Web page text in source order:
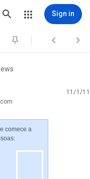
Sign in
 
11/1/11
comece a